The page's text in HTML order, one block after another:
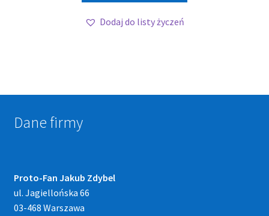
Dodaj do listy życzeń
Dane firmy
Proto-Fan Jakub Zdybel
ul. Jagiellońska 66
03-468 Warszawa